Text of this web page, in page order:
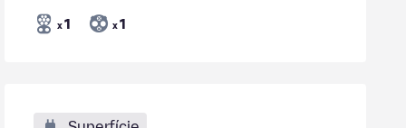
x 1 x 1